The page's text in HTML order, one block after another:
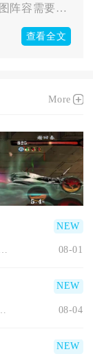
第七史诗新手刷图阵容需要遵循一主C、一功能辅助、一续航奶妈、...
查看全文
More
合计217个，分为区域常驻背景剧情、轻... 08-01
界面直接购买，分基础档位充... 08-04